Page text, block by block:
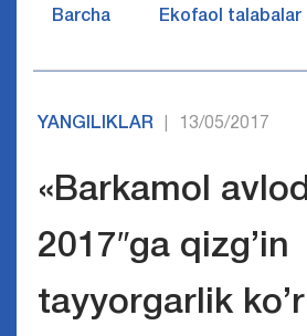
Barcha Ekofaol talabalar
YANGILIKLAR 13/05/2017
«Barkamol
2017″ga qizg’in
tayyorgarlik